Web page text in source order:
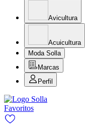
Avicultura
Acuicultura
Moda Solla
Marcas
Perfil
Favoritos